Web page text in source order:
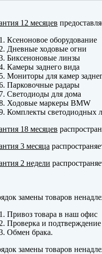
12 месяцев
Ксеноновое оборудование
Дневные ходовые огни
Биксеноновые линзы
Камеры заднего вида
Мониторы для камер
Парковочные радары
Светодиоды для дома
Ходовые маркеры BMW
Комплекты светодиодных
18 месяцев
3 месяца
2 недели
замены товаров
Привоз товара в наш офис
Проверка и
Обмен брака.
замены товаров